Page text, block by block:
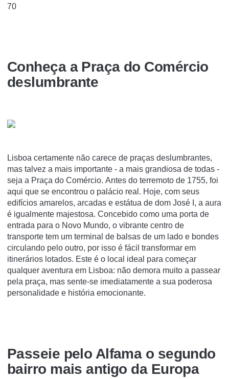
70
Conheça a Praça do Comércio
deslumbrante
Lisboa certamente não carece de praças deslumbrantes,
mas talvez a mais importante - a mais grandiosa de todas -
seja a Praça do Comércio. Antes do terremoto de 1755, foi
aqui que se encontrou o palácio real. Hoje, com seus
edifícios amarelos, arcadas e estátua de dom José I, a aura
é igualmente majestosa. Concebido como uma porta de
entrada para o Novo Mundo, o vibrante centro de
transporte tem um terminal de balsas de um lado e bondes
circulando pelo outro, por isso é fácil transformar em
itinerários lotados. Este é o local ideal para começar
qualquer aventura em Lisboa: não demora muito a passear
pela praça, mas sente-se imediatamente a sua poderosa
personalidade e história emocionante.
Passeie pelo Alfama o segundo
bairro mais antigo da Europa